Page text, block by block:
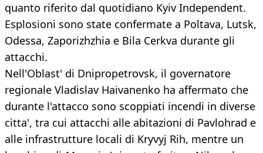
quanto riferito dal quotidiano Kyiv Independent.
Esplosioni sono state confermate a Poltava, Lutsk,
Odessa, Zaporizhzhia e Bila Cerkva durante gli
attacchi.
Nell'Oblast' di Dnipropetrovsk, il governatore
regionale Vladislav Haivanenko ha affermato che
durante l'attacco sono scoppiati incendi in diverse
citta', tra cui attacchi alle abitazioni di Pavlohrad e
alle infrastrutture locali di Kryvyj Rih, mentre un